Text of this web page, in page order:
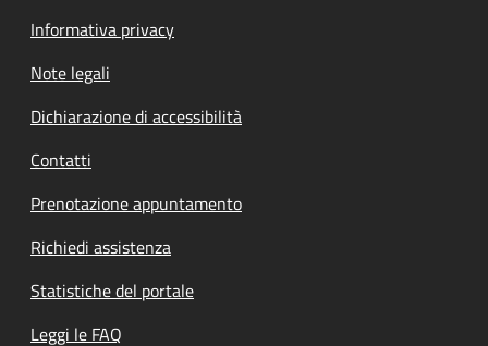
Informativa privacy
Note legali
Dichiarazione di accessibilità
Contatti
Prenotazione appuntamento
Richiedi assistenza
Statistiche del portale
Leggi le FAQ